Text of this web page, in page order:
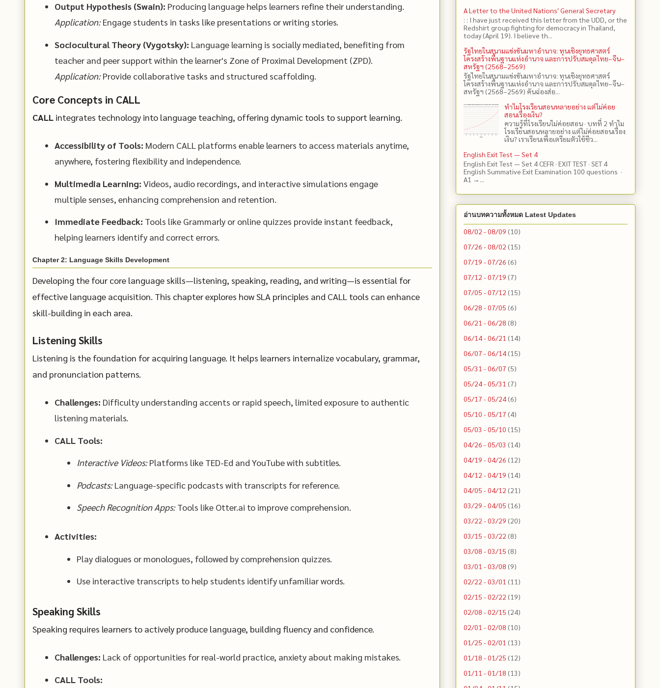
Output Hypothesis (Swain): Producing language helps learners refine their understanding.
Application:Engage students in tasks like presentations or writing stories.
Sociocultural Theory (Vygotsky): Language learning is socially mediated, benefiting from
teacher and peer support within the learner's Zone of Proximal Development (ZPD).
Application:Provide collaborative tasks and structured scaffolding.
Core Concepts in CALL
CALL integrates technology into language teaching, offering dynamic tools to support learning.
Accessibility of Tools: Modern CALL platforms enable learners to access materials anytime,
anywhere, fostering flexibility and independence.
Multimedia Learning: Videos, audio recordings, and interactive simulations engage
multiple senses, enhancing comprehension and retention.
Immediate Feedback: Tools like Grammarly or online quizzes provide instant feedback,
helping learners identify and correct errors.
Chapter 2: Language Skills Development
Developing the four core language skills—listening, speaking, reading, and writing—is essential for
effective language acquisition. This chapter explores how SLA principles and CALL tools can enhance
skill-building in each area.
Listening Skills
Listening is the foundation for acquiring language. It helps learners internalize vocabulary, grammar,
and pronunciation patterns.
Challenges: Difficulty understanding accents or rapid speech, limited exposure to authentic
listening materials.
CALL Tools:
Interactive Videos:Platforms like TED-Ed and YouTube with subtitles.
Podcasts:Language-specific podcasts with transcripts for reference.
Speech Recognition Apps:Tools like Otter.ai to improve comprehension.
Activities:
Play dialogues or monologues, followed by comprehension quizzes.
Use interactive transcripts to help students identify unfamiliar words.
Speaking Skills
Speaking requires learners to actively produce language, building fluency and confidence.
Challenges: Lack of opportunities for real-world practice, anxiety about making mistakes.
CALL Tools:
A Letter to the United Nations' General Secretary
: : I have just received this letter from the UDD, or the
Redshirt group fighting for democracy in Thailand,
today (April 19). I believe th...
รัฐไทยในสนามแข่งขันมหาอำนาจ: ทุนเชิงยุทธศาสตร์
โครงสร้างพื้นฐานแห่งอำนาจ และการปรับสมดุลไทย–จีน–
สหรัฐฯ (2568–2569)
รัฐไทยในสนามแข่งขันมหาอำนาจ: ทุนเชิงยุทธศาสตร์
โครงสร้างพื้นฐานแห่งอำนาจ และการปรับสมดุลไทย–จีน–
สหรัฐฯ (2568–2569) คันฉ่องส่อ...
ทำไมโรงเรียนสอนหลายอย่าง แต่ไม่ค่อย
สอนเรื่องเงิน?
ความรู้ที่โรงเรียนไม่ค่อยสอน · บทที่ 2 ทำไม
โรงเรียนสอนหลายอย่าง แต่ไม่ค่อยสอนเรื่อง
เงิน? เราเรียนเพื่อเตรียมตัวใช้ชีว...
English Exit Test — Set 4
English Exit Test — Set 4 CEFR · EXIT TEST · SET 4
English Summative Exit Examination 100 questions ·
A1 →...
อ่านบทความทั้งหมด Latest Updates
08/02 - 08/09 (10)
07/26 - 08/02 (15)
07/19 - 07/26 (6)
07/12 - 07/19 (7)
07/05 - 07/12 (15)
06/28 - 07/05 (6)
06/21 - 06/28 (8)
06/14 - 06/21 (14)
06/07 - 06/14(15)
05/31 - 06/07 (5)
05/24 - 05/31 (7)
05/17 - 05/24(6)
05/10 - 05/17 (4)
05/03 - 05/10 (15)
04/26 - 05/03 (14)
04/19 - 04/26 (12)
04/12 - 04/19 (14)
04/05 - 04/12 (21)
03/29 - 04/05 (16)
03/22 - 03/29 (20)
03/15 - 03/22 (8)
03/08 - 03/15 (8)
03/01 - 03/08 (9)
02/22 - 03/01 (11)
02/15 - 02/22 (19)
02/08 - 02/15 (24)
02/01 - 02/08 (10)
01/25 - 02/01 (13)
01/18 - 01/25 (12)
01/11 - 01/18 (13)